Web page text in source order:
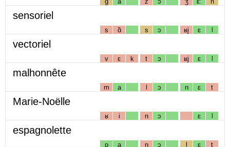
sensoriel
s ɑ̃ s ɔ ʁj ɛ l
vectoriel
v ɛ k t ɔ ʁj ɛ l
malhonnête
m a l ɔ n ɛ t
Marie-Noëlle
ʁ i n ɔ ɛ l
espagnolette
p a ɲ ɔ l ɛ t